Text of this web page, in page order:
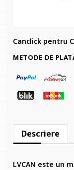
Canclick pentru
METODE DE
Descriere
LVCAN este un